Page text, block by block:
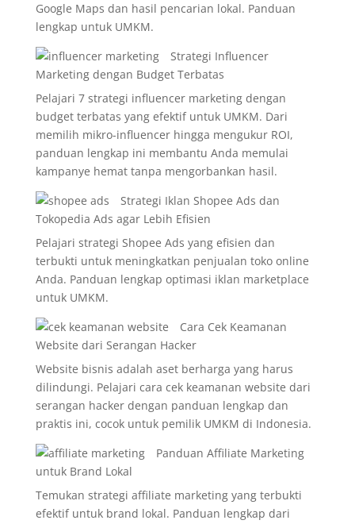
Google Maps dan hasil pencarian lokal. Panduan
lengkap untuk UMKM.
Strategi Influencer
Marketing dengan Budget Terbatas
Pelajari 7 strategi influencer marketing dengan
budget terbatas yang efektif untuk UMKM. Dari
memilih mikro-influencer hingga mengukur ROI,
panduan lengkap ini membantu Anda memulai
kampanye hemat tanpa mengorbankan hasil.
Strategi Iklan Shopee Ads dan
Tokopedia Ads agar Lebih Efisien
Pelajari strategi Shopee Ads yang efisien dan
terbukti untuk meningkatkan penjualan toko online
Anda. Panduan lengkap optimasi iklan marketplace
untuk UMKM.
Cara Cek Keamanan
Website dari Serangan Hacker
Website bisnis adalah aset berharga yang harus
dilindungi. Pelajari cara cek keamanan website dari
serangan hacker dengan panduan lengkap dan
praktis ini, cocok untuk pemilik UMKM di Indonesia.
Panduan Affiliate Marketing
untuk Brand Lokal
Temukan strategi affiliate marketing yang terbukti
efektif untuk brand lokal. Panduan lengkap dari